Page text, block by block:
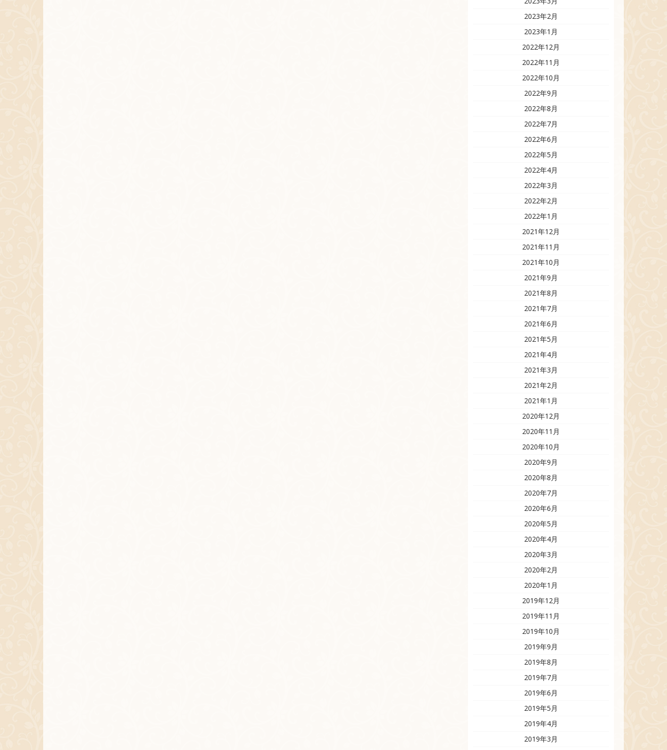
2023年2月
2023年1月
2022年12月
2022年11月
2022年10月
2022年9月
2022年8月
2022年7月
2022年6月
2022年5月
2022年4月
2022年3月
2022年2月
2022年1月
2021年12月
2021年11月
2021年10月
2021年9月
2021年8月
2021年7月
2021年6月
2021年5月
2021年4月
2021年3月
2021年2月
2021年1月
2020年12月
2020年11月
2020年10月
2020年9月
2020年8月
2020年7月
2020年6月
2020年5月
2020年4月
2020年3月
2020年2月
2020年1月
2019年12月
2019年11月
2019年10月
2019年9月
2019年8月
2019年7月
2019年6月
2019年5月
2019年4月
2019年3月